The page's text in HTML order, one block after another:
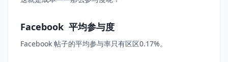
Facebook 平均参与度
Facebook 帖子的平均参与率只有区区0.17%。